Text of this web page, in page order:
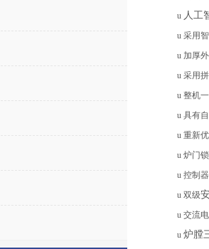
u 人工
u 采用
u 加厚
u 采用
u 整机
u 具有
u 重新
u 炉门
u 控制
u 双级
u 交流
u 炉膛